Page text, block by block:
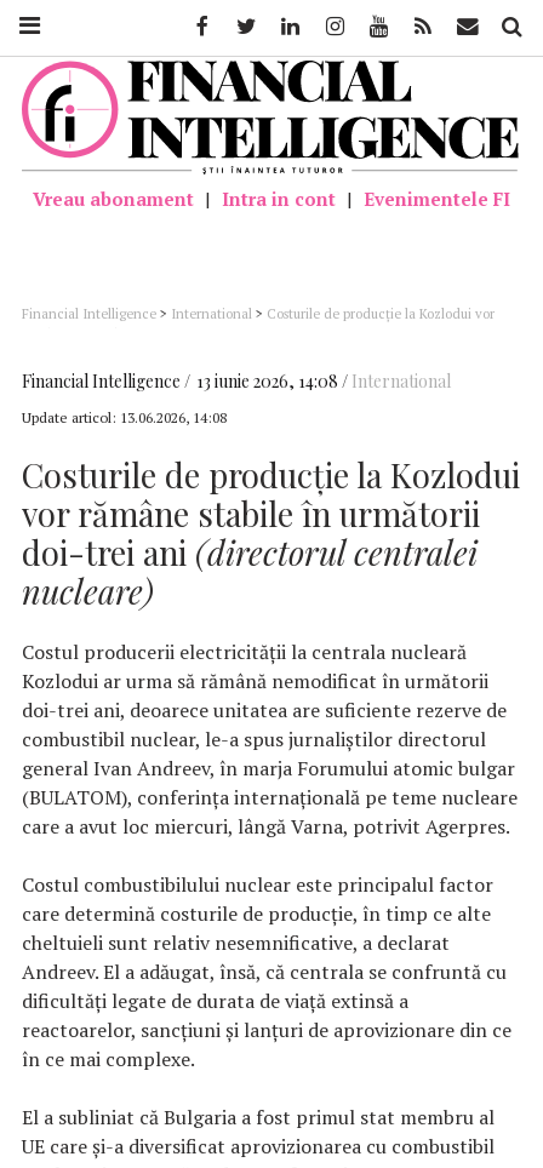
Vreau abonament | Intra in cont | Evenimentele FI
Financial Intelligence > International > Costurile de producţie la Kozlodui vor
Financial Intelligence 13 iunie 2026, 14:08 International
Update articol: 13.06.2026, 14:08
Costurile de producţie la Kozlodui
vor rămâne stabile în următorii
doi-trei ani (directorul centralei
nucleare)
Costul producerii electricităţii la centrala nucleară
Kozlodui ar urma să rămână nemodificat în următorii
doi-trei ani, deoarece unitatea are suficiente rezerve de
combustibil nuclear, le-a spus jurnaliştilor directorul
general Ivan Andreev, în marja Forumului atomic bulgar
(BULATOM), conferinţa internaţională pe teme nucleare
care a avut loc miercuri, lângă Varna, potrivit Agerpres.
Costul combustibilului nuclear este principalul factor
care determină costurile de producţie, în timp ce alte
cheltuieli sunt relativ nesemnificative, a declarat
Andreev. El a adăugat, însă, că centrala se confruntă cu
dificultăţi legate de durata de viaţă extinsă a
reactoarelor, sancţiuni şi lanţuri de aprovizionare din ce
în ce mai complexe.
El a subliniat că Bulgaria a fost primul stat membru al
UE care şi-a diversificat aprovizionarea cu combustibil
FacebookTwitter LinkedinInstagramYoutube Feed Mail